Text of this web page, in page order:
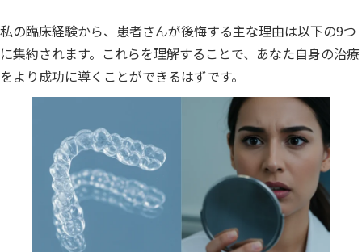
私の臨床経験から、患者さんが後悔する主な理由は以下の9つ
に集約されます。これらを理解することで、あなた自身の治療
をより成功に導くことができるはずです。